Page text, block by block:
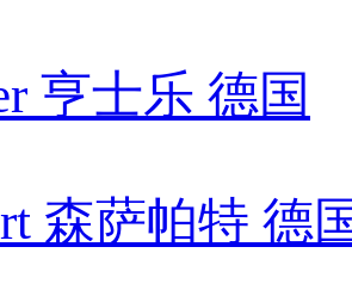
亨士乐 德国
森萨帕特 德